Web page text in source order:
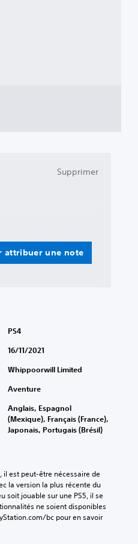
attribuer une note
Supprimer
PS4
16/11/2021
Whippoorwill Limited
Aventure
Anglais, Espagnol
(Mexique), Français (France),
Japonais, Portugais (Brésil)
il est peut-être nécessaire de
la version la plus récente du
soit jouable sur une PS5, il se
ne soient disponibles
bc pour en savoir